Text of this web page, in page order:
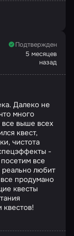
Подтвержден
5 месяцев
назад
Далеко не
много
выше всех
квест,
чистота
-
все
реально любит
продумано
квесты
квестов!